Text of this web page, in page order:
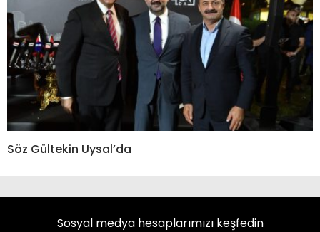
Söz Gültekin Uysal’da
Sosyal medya hesaplarımızı keşfedin